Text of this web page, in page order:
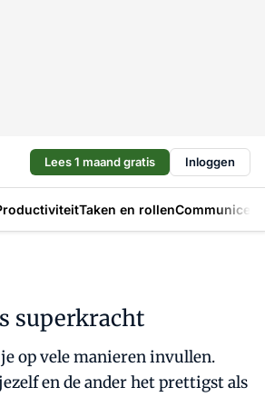
Lees 1 maand gratis Inloggen
Taken en rollen
superkracht
op vele manieren invullen.
en de ander het prettigst als